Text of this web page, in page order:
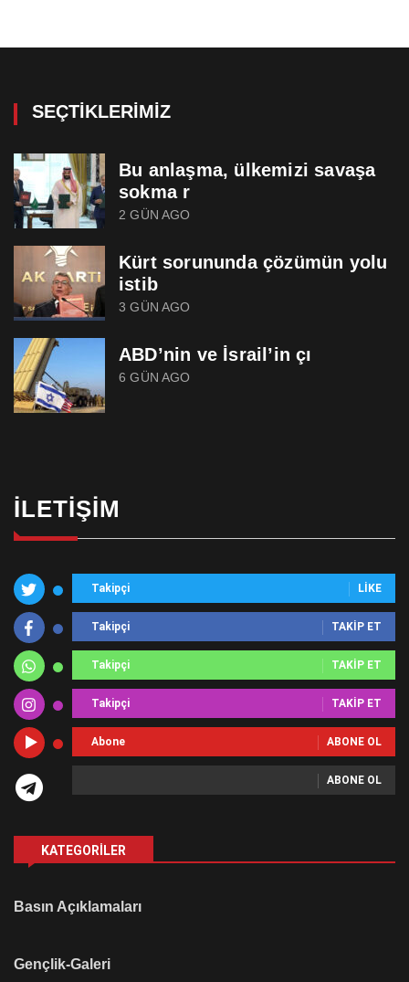
SEÇTIKLERIMIZ
Bu anlaşma, ülkemizi savaşa
sokma r
2 GÜN AGO
Kürt sorununda çözümün yolu
istib
3 GÜN AGO
ABD’nin ve İsrail’in çı
6 GÜN AGO
İLETIŞIM
Takipçi LIKE
Takipçi TAKIP ET
Takipçi TAKIP ET
Takipçi TAKIP ET
Abone ABONE OL
ABONE OL
KATEGORILER
Basın Açıklamaları
Gençlik-Galeri